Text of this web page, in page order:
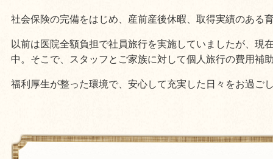
社会保険の完備をはじめ、産前産後休暇、取得実績のある
以前は医院全額負担で社員旅行を実施していましたが、現
中。そこで、スタッフとご家族に対して個人旅行の費用補
福利厚生が整った環境で、安心して充実した日々をお過ご